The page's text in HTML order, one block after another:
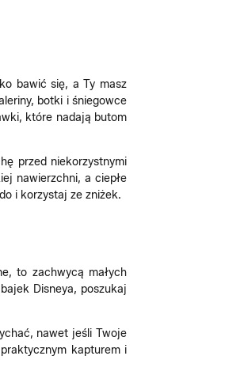
bawić się, a Ty masz
botki i śniegowce
które nadają butom
przed niekorzystnymi
nawierzchni, a ciepłe
i korzystaj ze zniżek.
to zachwycą małych
Disneya, poszukaj
nawet jeśli Twoje
kapturem i